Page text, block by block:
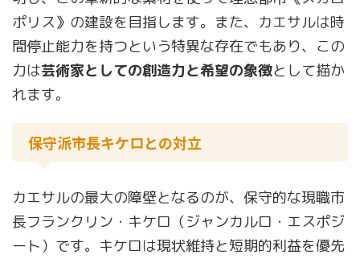
ポリス》の建設を目指します。また、カエサルは時
間停止能力を持つという特異な存在でもあり、この
力は芸術家としての創造力と希望の象徴として描か
れます。
保守派市長キケロとの対立
カエサルの最大の障壁となるのが、保守的な現職市
長フランクリン・キケロ（ジャンカルロ・エスポジ
ート）です。キケロは現状維持と短期的利益を優先